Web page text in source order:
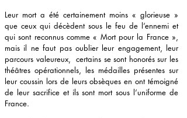
Leur mort a été certainement moins « glorieuse »
que ceux qui décèdent sous le feu de l’ennemi et
qui sont reconnus comme « Mort pour la France »,
mais il ne faut pas oublier leur engagement, leur
parcours valeureux, certains se sont honorés sur les
théâtres opérationnels, les médailles présentes sur
leur coussin lors de leurs obsèques en ont témoigné
de leur sacrifice et ils sont mort sous l’uniforme de
France.